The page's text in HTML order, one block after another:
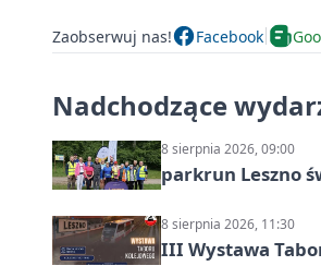
Zaobserwuj nas! Facebook
Nadchodzące
8 sierpnia 2026, 09:00
parkrun Leszno
8 sierpnia 2026, 11:30
III Wystawa